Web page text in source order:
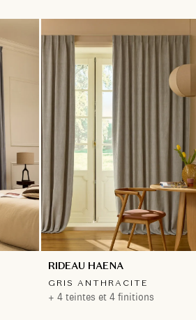
RIDEAU HAENA
GRIS ANTHRACITE
+ 4 teintes et 4 finitions